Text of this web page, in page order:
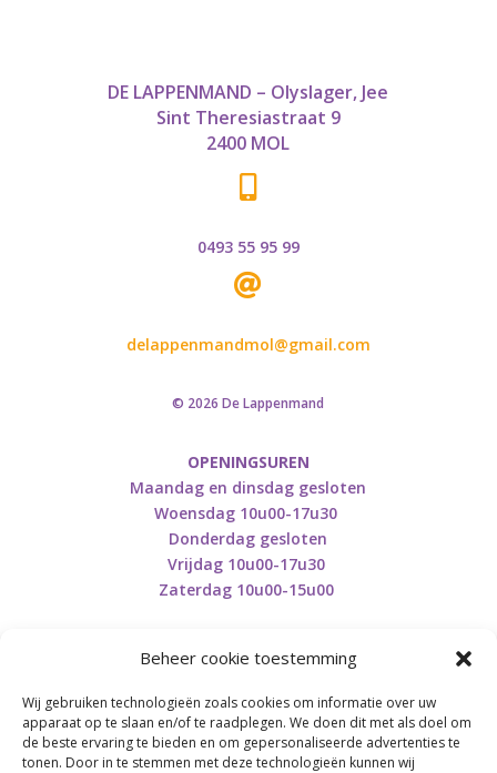
Beheer cookie toestemming
Wij gebruiken technologieën zoals cookies om informatie over uw
apparaat op te slaan en/of te raadplegen. We doen dit met als doel om
de beste ervaring te bieden en om gepersonaliseerde advertenties te
tonen. Door in te stemmen met deze technologieën kunnen wij
DE LAPPENMAND – Olyslager, Jee
Sint Theresiastraat 9
2400 MOL

0493 55 95 99

delappenmandmol@gmail.com
© 2026 De Lappenmand
OPENINGSUREN
Maandag en dinsdag gesloten
Woensdag 10u00-17u30
Donderdag gesloten
Vrijdag 10u00-17u30
Zaterdag 10u00-15u00
Retourneren en herroepen